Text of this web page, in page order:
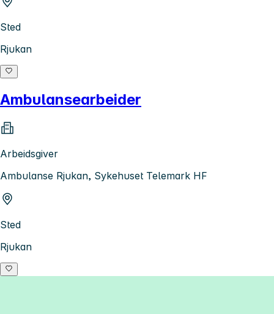
Sted
Rjukan
Ambulansearbeider
Arbeidsgiver
Ambulanse Rjukan, Sykehuset Telemark HF
Sted
Rjukan